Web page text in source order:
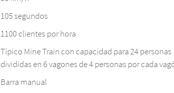
105 segundos
1100 clientes por hora
Típico Mine Train con capacidad para 24 personas
divididas en 6 vagones de 4 personas por cada
Barra manual